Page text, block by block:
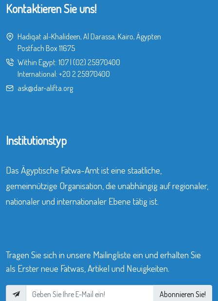
Kontaktieren Sie uns!
Hadiqat al-Khalideen, Al Darassa, Kairo, Ägypten
Postfach Box 11675
Within Egypt: 107| (02) 25970400
International: +20 2 25970400
ask@dar-alifta.org
Institutionstyp
Das Ägyptische Fatwa-Amt ist eine staatliche,
gemeinnützige Organisation, die unabhängig auf regionaler,
nationaler und internationaler Ebene tätig ist.
Tragen Sie sich in unsere Mailingliste ein und erhalten Sie
als Erster neue Fatwas, Artikel und Neuigkeiten.
Abonnieren Sie!